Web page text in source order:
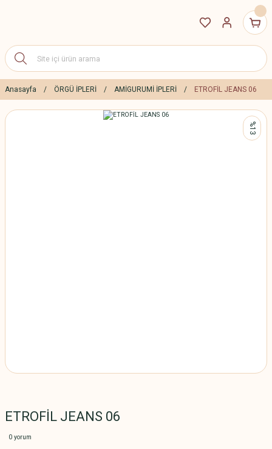
Anasayfa ÖRGÜ İPLERİ AMİGURUMİ İPLERİ ETROFİL JEANS 06
%13
ETROFİL JEANS 06
0 yorum